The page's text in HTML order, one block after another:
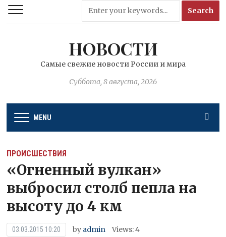
НОВОСТИ
Самые свежие новости России и мира
Суббота, 8 августа, 2026
MENU
ПРОИСШЕСТВИЯ
«Огненный вулкан»
выбросил столб пепла на
высоту до 4 км
03.03.2015 10:20 by admin Views: 4